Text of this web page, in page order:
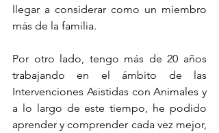
llegar a considerar como un miembro
más de la familia.
Por otro lado, tengo más de 20 años
trabajando en el ámbito de las
Intervenciones Asistidas con Animales y
a lo largo de este tiempo, he podido
aprender y comprender cada vez mejor,